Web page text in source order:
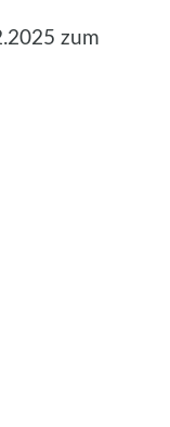
zum